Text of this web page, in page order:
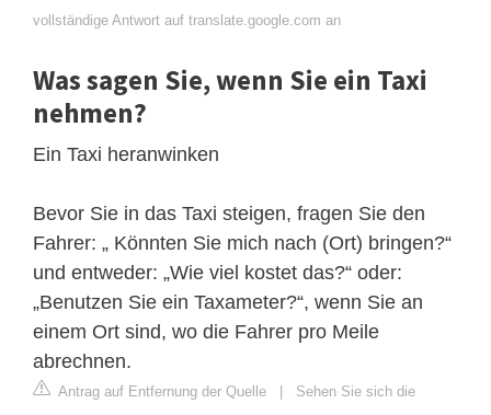
vollständige Antwort auf translate.google.com an
Was sagen Sie, wenn Sie ein Taxi
nehmen?
Ein Taxi heranwinken
Bevor Sie in das Taxi steigen, fragen Sie den
Fahrer: „ Könnten Sie mich nach (Ort) bringen?“
und entweder: „Wie viel kostet das?“ oder:
„Benutzen Sie ein Taxameter?“, wenn Sie an
einem Ort sind, wo die Fahrer pro Meile
abrechnen.
Antrag auf Entfernung der Quelle
Sehen Sie sich die